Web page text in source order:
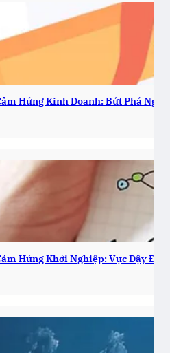
Hứng Kinh Doanh: Bứt Phá Ngay!
Hứng Khởi Nghiệp: Vực Dậy